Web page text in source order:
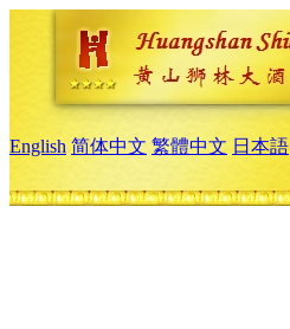
English 简体中文 繁體中文 日本語